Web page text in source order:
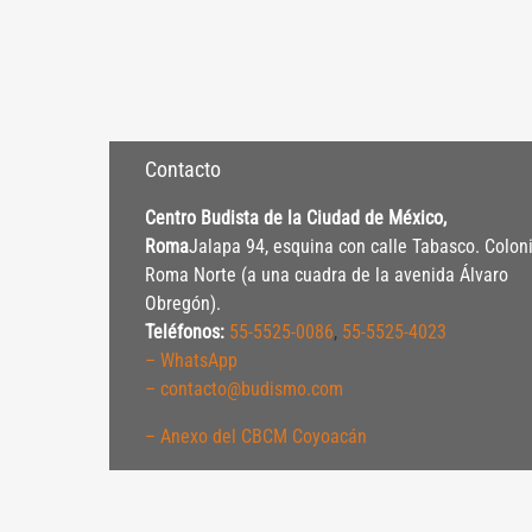
Contacto
Centro Budista de la Ciudad de México,
RomaJalapa 94, esquina con calle Tabasco.
Roma Norte (a una cuadra de la avenida Álvaro
Obregón).
Teléfonos: 55-5525-0086, 55-5525-4023
– WhatsApp
– contacto@budismo.com
– Anexo del CBCM Coyoacán